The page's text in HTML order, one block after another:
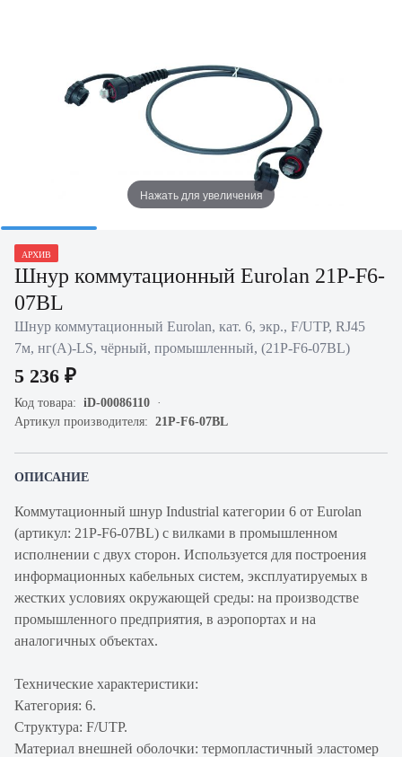
Нажать для увеличения
АРХИВ
Шнур коммутационный Eurolan 21P-F6-
07BL
Шнур коммутационный Eurolan, кат. 6, экр., F/UTP, RJ45
7м, нг(А)-LS, чёрный, промышленный, (21P-F6-07BL)
5 236 ₽
Код товара: iD-00086110
Артикул производителя: 21P-F6-07BL
ОПИСАНИЕ
Коммутационный шнур Industrial категории 6 от Eurolan
(артикул: 21P-F6-07BL) с вилками в промышленном
исполнении с двух сторон. Используется для построения
информационных кабельных систем, эксплуатируемых в
жестких условиях окружающей среды: на производстве
промышленного предприятия, в аэропортах и на
аналогичных объектах.
Технические характеристики:
Категория: 6.
Структура: F/UTP.
Материал внешней оболочки: термопластичный эластомер